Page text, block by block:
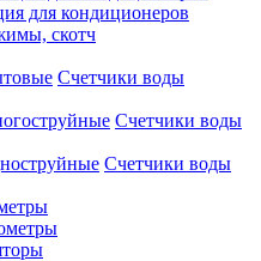
для кондиционеров
скотч
Счетчики воды
Счетчики воды
Счетчики воды